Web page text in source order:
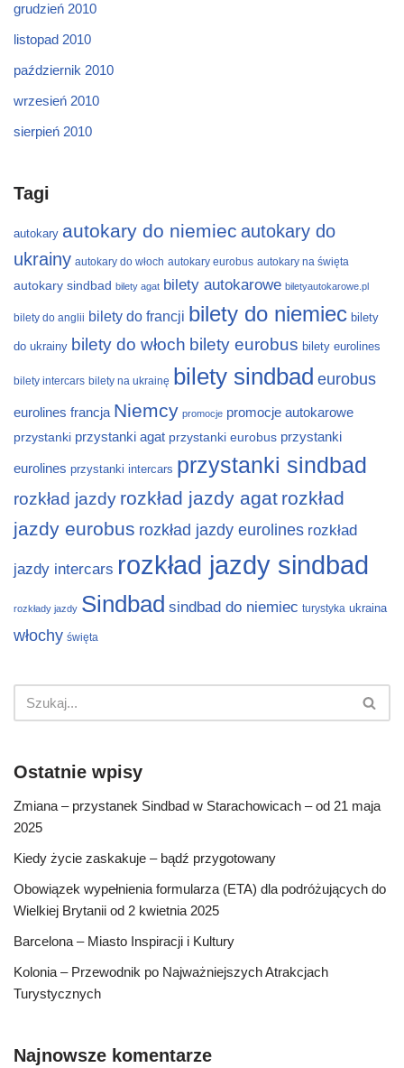
grudzień 2010
listopad 2010
październik 2010
wrzesień 2010
sierpień 2010
Tagi
autokary autokary do niemiec autokary do
ukrainy autokary do włoch autokary eurobus autokary na święta
autokary sindbad bilety agat bilety autokarowe biletyautokarowe.pl
bilety do anglii bilety do francji bilety do niemiec bilety
do ukrainy bilety do włoch bilety eurobus bilety eurolines
bilety intercars bilety na ukrainę bilety sindbad eurobus
eurolines francja Niemcy promocje promocje autokarowe
przystanki przystanki agat przystanki eurobus przystanki
eurolines przystanki intercars przystanki sindbad
rozkład jazdy rozkład jazdy agat rozkład
jazdy eurobus rozkład jazdy eurolines rozkład
jazdy intercars rozkład jazdy sindbad
rozkłady jazdy Sindbad sindbad do niemiec turystyka ukraina
włochy święta
Ostatnie wpisy
Zmiana – przystanek Sindbad w Starachowicach – od 21 maja
2025
Kiedy życie zaskakuje – bądź przygotowany
Obowiązek wypełnienia formularza (ETA) dla podróżujących do
Wielkiej Brytanii od 2 kwietnia 2025
Barcelona – Miasto Inspiracji i Kultury
Kolonia – Przewodnik po Najważniejszych Atrakcjach
Turystycznych
Najnowsze komentarze